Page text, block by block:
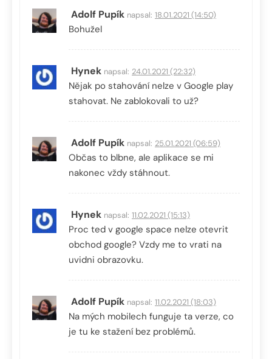
Adolf Pupík napsal: 18.01.2021 (14:50)
Bohužel
Hynek napsal: 24.01.2021 (22:32)
Nějak po stahování nelze v Google play
stahovat. Ne zablokovali to už?
Adolf Pupík napsal: 25.01.2021 (06:59)
Občas to blbne, ale aplikace se mi
nakonec vždy stáhnout.
Hynek napsal: 11.02.2021 (15:13)
Proc ted v google space nelze otevrit
obchod google? Vzdy me to vrati na
uvidni obrazovku.
Adolf Pupík napsal: 11.02.2021 (18:03)
Na mých mobilech funguje ta verze, co
je tu ke stažení bez problémů.